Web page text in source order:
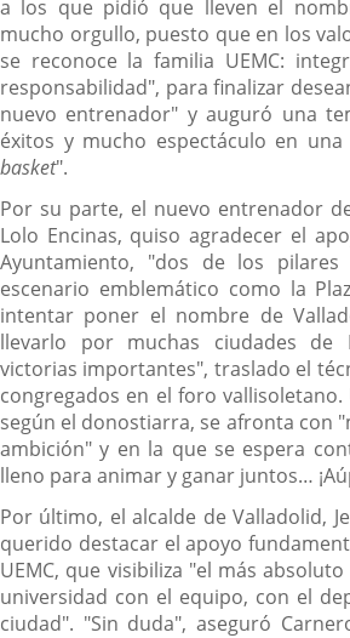
a los que pidió que lleven el
mucho orgullo, puesto que en los
se reconoce la familia UEMC:
responsabilidad", para finalizar
nuevo entrenador" y auguró una
éxitos y mucho espectáculo en
basket".
Por su parte, el nuevo entrenador
Lolo Encinas, quiso agradecer el
Ayuntamiento, "dos de los
escenario emblemático como la
intentar poner el nombre de
llevarlo por muchas ciudades de
victorias importantes", traslado el
congregados en el foro
según el donostiarra, se afronta con
ambición" y en la que se espera
lleno para animar y ganar juntos…
Por último, el alcalde de Valladolid,
querido destacar el apoyo
UEMC, que visibiliza "el más
universidad con el equipo, con el
ciudad". "Sin duda", aseguró